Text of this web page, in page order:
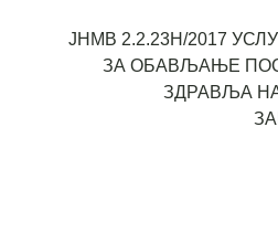
ЈНМВ 2.2.23Н/2017
ЗА ОБАВЉАЊЕ
ЗДРАВЉА